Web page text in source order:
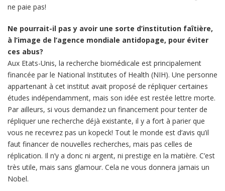
ne paie pas!
Ne pourrait-il pas y avoir une sorte d’institution faîtière,
à l’image de l’agence mondiale antidopage, pour éviter
ces abus?
Aux Etats-Unis, la recherche biomédicale est principalement
financée par le National Institutes of Health (NIH). Une personne
appartenant à cet institut avait proposé de répliquer certaines
études indépendamment, mais son idée est restée lettre morte.
Par ailleurs, si vous demandez un financement pour tenter de
répliquer une recherche déjà existante, il y a fort à parier que
vous ne recevrez pas un kopeck! Tout le monde est d’avis qu’il
faut financer de nouvelles recherches, mais pas celles de
réplication. Il n’y a donc ni argent, ni prestige en la matière. C’est
très utile, mais sans glamour. Cela ne vous donnera jamais un
Nobel.